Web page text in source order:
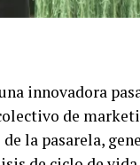
innovadora
de
la pasarela,